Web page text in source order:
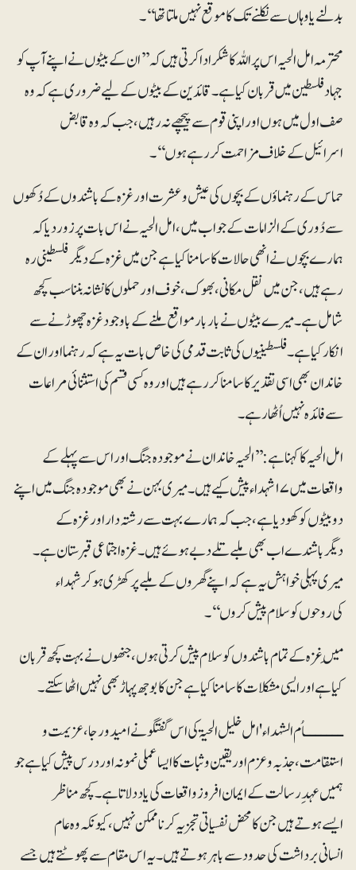
بدلنے یا وہاں سے نکلنے تک کا موقع نہیں ملتا تھا‘‘۔
محترمہ امل الحیہ اس پر اللہ کا شکر ادا کرتی ہیں کہ ’’ان کے بیٹوں نے اپنے آپ کو
جہاد فلسطین میں قربان کیا ہے۔ قائدین کے بیٹوں کے لیے ضروری ہے کہ وہ
صف اول میں ہوں اور اپنی قوم سے پیچھے نہ رہیں، جب کہ وہ قابض
اسرائیل کے خلاف مزاحمت کر رہے ہوں‘‘۔
حماس کے رہنماؤں کے بچوں کی عیش و عشرت اور غزہ کے باشندوں کے دُکھوں
سے دُوری کے الزامات کے جواب میں، امل الحیہ نے اس بات پر زور دیا کہ
ہمارے بچوں نے انھی حالات کا سامنا کیا ہے جن میں غزہ کے دیگر فلسطینی رہ
رہے ہیں، جن میں نقل مکانی، بھوک، خوف اور حملوں کا نشانہ بننا سب کچھ
شامل ہے۔ میرے بیٹوں نے باربار مواقع ملنے کے باوجود غزہ چھوڑنے سے
انکار کیا ہے۔ فلسطینیوں کی ثابت قدمی کی خاص بات یہ ہے کہ رہنما اور ان کے
خاندان بھی اسی تقدیر کا سامنا کر رہے ہیں اور وہ کسی قسم کی استثنائی مراعات
سے فائدہ نہیں اُٹھا رہے۔
امل الحیہ کا کہنا ہے: ’’الحیہ خاندان نے موجودہ جنگ اور اس سے پہلے کے
واقعات میں ۱۷شہداء پیش کیے ہیں۔ میری بہن نے بھی موجودہ جنگ میں اپنے
دو بیٹوں کو کھو دیا ہے، جب کہ ہمارے بہت سے رشتہ دار اور غزہ کے
دیگر باشندے اب بھی ملبے تلے دبے ہوئے ہیں۔ غزہ اجتماعی قبرستان ہے۔
میری پہلی خواہش یہ ہے کہ اپنے گھروں کے ملبے پر کھڑی ہو کر شہداء
کی روحوں کو سلام پیش کروں‘‘۔
مَیں غزہ کے تمام باشندوں کو سلام پیش کرتی ہوں، جنھوں نے بہت کچھ قربان
کیا ہے اور ایسی مشکلات کا سامنا کیا ہے جن کا بوجھ پہاڑ بھی نہیں اٹھا سکتے۔
ـــــــاُم الشہداء 'امل خلیل الحیۃ کی اس گفتگو نے امید و رجا، عزیمت و
استقامت، جذبہ و عزم اور یقین و ثبات کا ایسا عملی نمونہ اور درس پیش کیا ہے جو
ہمیں عہدِ رسالت کے ایمان افروز واقعات کی یاد دلاتا ہے ۔کچھ مناظر
ایسے ہوتے ہیں جن کا محض نفسیاتی تجزیہ کرنا ممکن نہیں، کیونکہ وہ عام
انسانی برداشت کی حدود سے باہر ہوتے ہیں۔ یہ اس مقام سے پھوٹتے ہیں جسے